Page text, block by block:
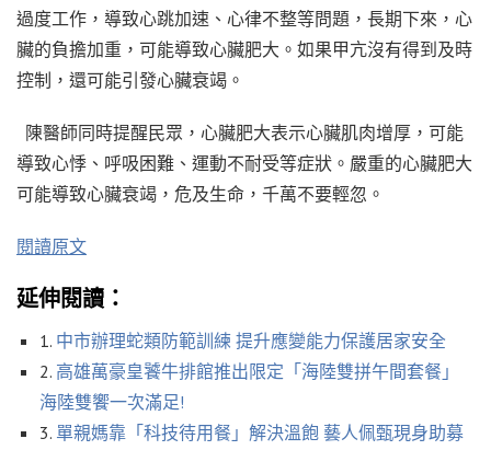
過度工作，導致心跳加速、心律不整等問題，長期下來，心
臟的負擔加重，可能導致心臟肥大。如果甲亢沒有得到及時
控制，還可能引發心臟衰竭。
陳醫師同時提醒民眾，心臟肥大表示心臟肌肉增厚，可能
導致心悸、呼吸困難、運動不耐受等症狀。嚴重的心臟肥大
可能導致心臟衰竭，危及生命，千萬不要輕忽。
閱讀原文
延伸閱讀：
1. 中市辦理蛇類防範訓練 提升應變能力保護居家安全
2. 高雄萬豪皇饕牛排館推出限定「海陸雙拼午間套餐」
海陸雙饗一次滿足!
3. 單親媽靠「科技待用餐」解決溫飽 藝人佩甄現身助募